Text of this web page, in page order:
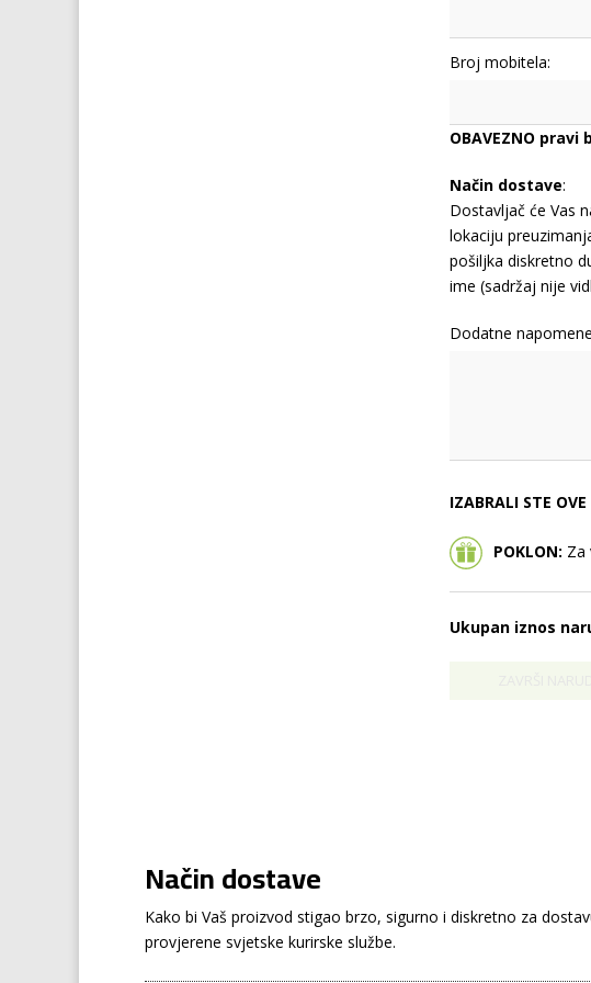
Broj mobitela:
OBAVEZNO pravi
Način dostave:
Dostavljač će Vas
lokaciju
pošiljka diskretno
ime (sadržaj nije
Dodatne
IZABRALI STE
POKLON: Za
Ukupan iznos
Način dostave
Kako bi Vaš proizvod stigao brzo, sigurno i diskretno za
provjerene svjetske kurirske službe.